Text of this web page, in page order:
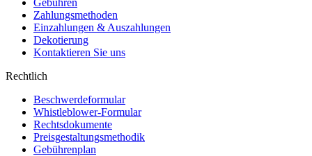
Zahlungsmethoden
Einzahlungen & Auszahlungen
Dekotierung
Kontaktieren Sie uns
Rechtlich
Beschwerdeformular
Whistleblower-Formular
Rechtsdokumente
Preisgestaltungsmethodik
Gebührenplan